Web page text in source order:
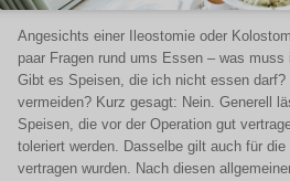
Angesichts einer Ileostomie oder
paar Fragen rund ums Essen – was
Gibt es Speisen, die ich nicht essen darf?
vermeiden? Kurz gesagt: Nein. Generell
Speisen, die vor der Operation gut
toleriert werden. Dasselbe gilt auch für
vertragen wurden. Nach diesen